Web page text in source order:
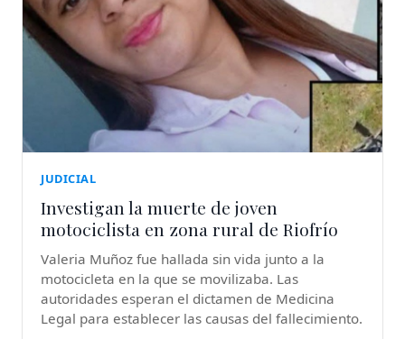
JUDICIAL
Investigan la muerte de joven
motociclista en zona rural de Riofrío
Valeria Muñoz fue hallada sin vida junto a la
motocicleta en la que se movilizaba. Las
autoridades esperan el dictamen de Medicina
Legal para establecer las causas del fallecimiento.